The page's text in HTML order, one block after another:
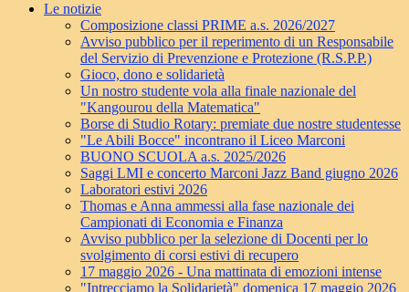
Le notizie
Composizione classi PRIME a.s. 2026/2027
Avviso pubblico per il reperimento di un Responsabile
del Servizio di Prevenzione e Protezione (R.S.P.P.)
Gioco, dono e solidarietà
Un nostro studente vola alla finale nazionale del
"Kangourou della Matematica"
Borse di Studio Rotary: premiate due nostre studentesse
"Le Abili Bocce" incontrano il Liceo Marconi
BUONO SCUOLA a.s. 2025/2026
Saggi LMI e concerto Marconi Jazz Band giugno 2026
Laboratori estivi 2026
Thomas e Anna ammessi alla fase nazionale dei
Campionati di Economia e Finanza
Avviso pubblico per la selezione di Docenti per lo
svolgimento di corsi estivi di recupero
17 maggio 2026 - Una mattinata di emozioni intense
"Intrecciamo la Solidarietà" domenica 17 maggio 2026